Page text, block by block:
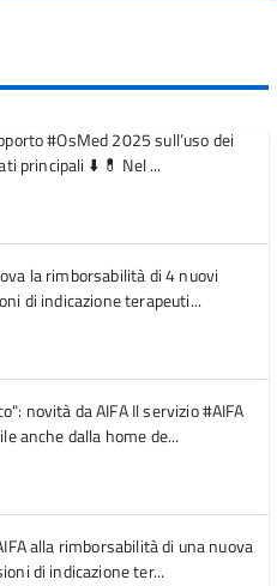
#OsMed 2025 sull’uso dei
principali ⬇️ 💊 Nel ...
la rimborsabilità di 4 nuovi
di indicazione terapeuti...
novità da AIFA Il servizio #AIFA
anche dalla home de...
alla rimborsabilità di una nuova
di indicazione ter...